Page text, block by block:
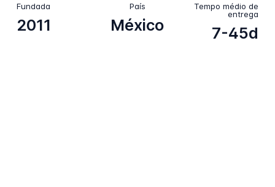
Fundada
2011
País
México
Tempo médio de
entrega
7-45d